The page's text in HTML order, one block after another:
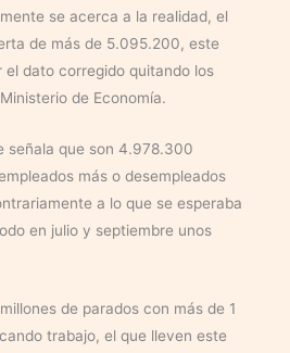
se acerca a la realidad, el
de más de 5.095.200, este
el dato corregido quitando los
de Economía.
señala que son 4.978.300
más o desempleados
a lo que se esperaba
en julio y septiembre unos
de parados con más de 1
trabajo, el que lleven este